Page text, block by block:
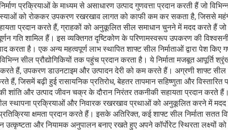
प्रक्रियाओं के माध्यम से असाधारण उत्पाद गुणवत्ता प्रदान करती हैं जो
को रोककर उपकरण रखरखाव लागत को काफी कम कर सकता है, जिससे महंगी
प्रदान करते हैं, ग्राहकों को अनुकूलित सील समाधान चुनने में मदद करते हैं
गति शामिल हैं। इस व्यक्तिगत दृष्टिकोण के परिणामस्वरूप उपकरण की
करता है। एक अन्य महत्वपूर्ण लाभ स्थापित शाफ्ट सील निर्माताओं द्वारा पेश
सील प्रौद्योगिकियों तक पहुंच प्रदान करता है। ये निर्माता मजबूत
हैं, उपकरण डाउनटाइम और उत्पादन देरी को कम करते हैं। अग्रणी शाफ्ट सील
जिसमें बढ़ी हुई रासायनिक प्रतिरोध, बेहतर तापमान सहिष्णुता और
शांति और उत्पाद जीवन चक्र के दौरान निरंतर तकनीकी सहायता प्रदान करते हैं।
स्थापना प्रक्रियाओं और निवारक रखरखाव प्रथाओं को अनुकूलित करने में
क्षमता प्रदान करते हैं। इसके अतिरिक्त, कई शाफ्ट सील निर्माता
उत्कृष्टता और नियामक अनुपालन बनाए रखते हुए अपने कॉर्पोरेट स्थिरता लक्ष्यों